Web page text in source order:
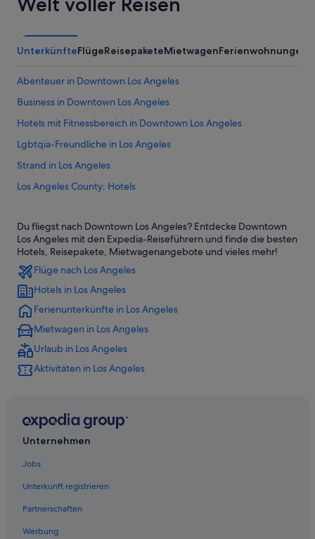
UnterkünfteFlügeReisepaketeMietwagenFerienwohnungen
Abenteuer in Downtown Los Angeles
Business in Downtown Los Angeles
Hotels mit Fitnessbereich in Downtown Los Angeles
Lgbtqia-Freundliche in Los Angeles
Strand in Los Angeles
Los Angeles County: Hotels
Hotels mit Sauna in Downtown Los Angeles
Hotels mit Meerblick in Los Angeles
Schlösser in Los Angeles
Günstige in Downtown Los Angeles
Pacifica Hotels in Los Angeles
All-Inclusive- in Los Angeles
Wohnungen in Los Angeles
Oakwood Hotels in Los Angeles
Vagabond Inn Hotels in Los Angeles
Best Western Hotels in Los Angeles
Loews Hotels in Los Angeles
3-Sterne-Hotels in Los Angeles
Du fliegst nach Downtown Los Angeles? Entdecke Downtown
Los Angeles mit den Expedia-Reiseführern und finde die besten
Hotels, Reisepakete, Mietwagenangebote und vieles mehr!
Flüge nach Los Angeles
Hotels in Los Angeles
Ferienunterkünfte in Los Angeles
Mietwagen in Los Angeles
Urlaub in Los Angeles
Aktivitäten in Los Angeles
Unternehmen
Jobs
Unterkunft registrieren
Partnerschaften
Werbung